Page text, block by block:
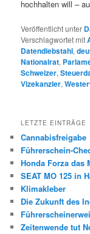
hochhalten will –
Veröffentlicht unter
Verschlagwortet mit
Datendiebstahl,
Nationalrat,
Schweizer,
Vizekanzler,
LETZTE EINTRÄGE
Cannabisfreigabe
Führerschein-
Honda Forza das
SEAT MO 125 in
Klimakleber
Die Zukunft des
Zeitenwende tut